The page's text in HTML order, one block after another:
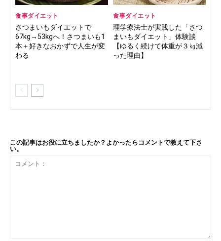
食事ダイエット
さつまいもダイエットで
67kg→53kgへ！さつまいも1
本＋好きなおかずで人生が変
わる
食事ダイエット
理学療法士が実践した「さつ
まいもダイエット」体験談
【ゆるく続けて体重が３㎏減
った理由】
この記事はお役に立ちましたか？よかったらコメントで教えて下さ
い。